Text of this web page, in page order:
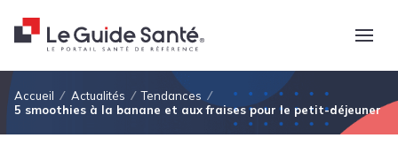
Fil d'Ariane
Accueil Actualités
Tendances
5 smoothies à la banane et aux fraises pour le petit-déjeuner